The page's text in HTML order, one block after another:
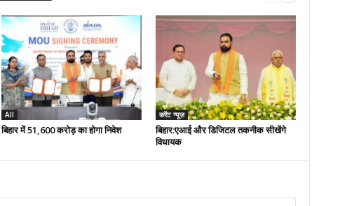
All
बिहार में 51,600 करोड़ का होगा निवेश
करेंट न्यूज़
बिहार:एआई और डिजिटल तकनीक सीखेंगे
विधायक